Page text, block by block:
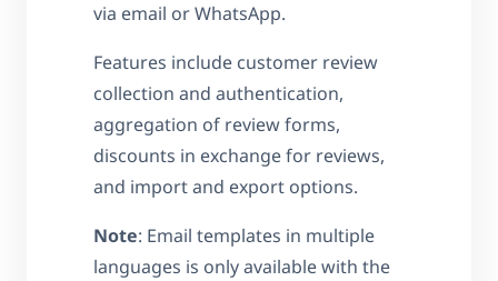
via email or WhatsApp.
Features include customer review
collection and authentication,
aggregation of review forms,
discounts in exchange for reviews,
and import and export options.
Note: Email templates in multiple
languages is only available with the